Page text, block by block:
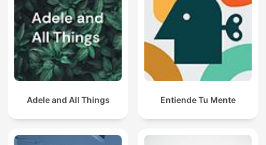
Adele and All Things Entiende Tu Mente